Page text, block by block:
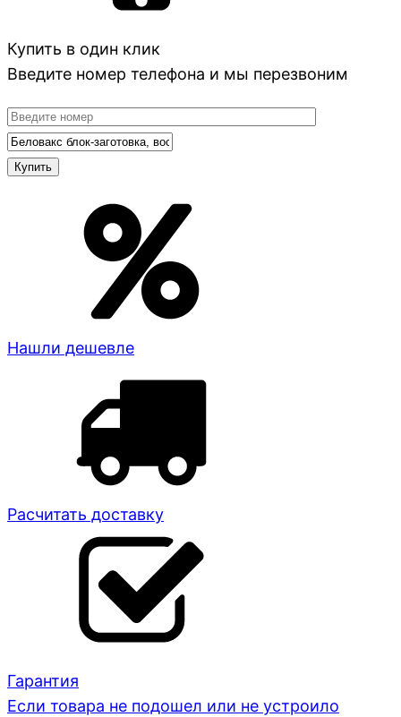
Купить в один клик
Введите номер телефона и мы перезвоним
Нашли дешевле
Расчитать доставку
Гарантия
Если товара не подошел или не устроило